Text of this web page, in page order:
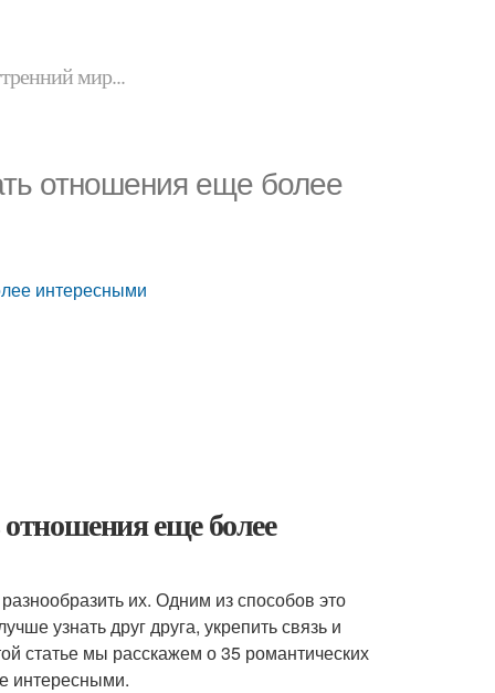
мир...
отношения еще более
интересными
еще более
их. Одним из способов это
узнать друг друга, укрепить связь и
статье мы расскажем о 35 романтических
интересными.